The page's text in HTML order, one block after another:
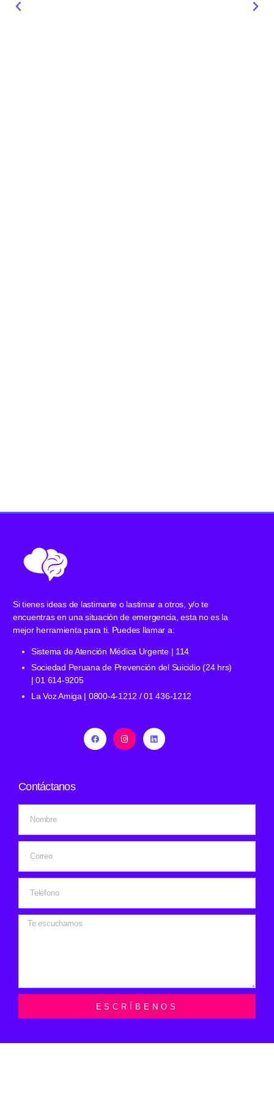
Si tienes ideas de lastimarte o lastimar a otros, y/o te
encuentras en una situación de emergencia, esta no es la
mejor herramienta para ti. Puedes llamar a:
Sistema de Atención Médica Urgente | 114
Sociedad Peruana de Prevención del Suicidio (24 hrs)
| 01 614-9205
La Voz Amiga | 0800-4-1212 / 01 436-1212
Contáctanos
ESCRÍBENOS